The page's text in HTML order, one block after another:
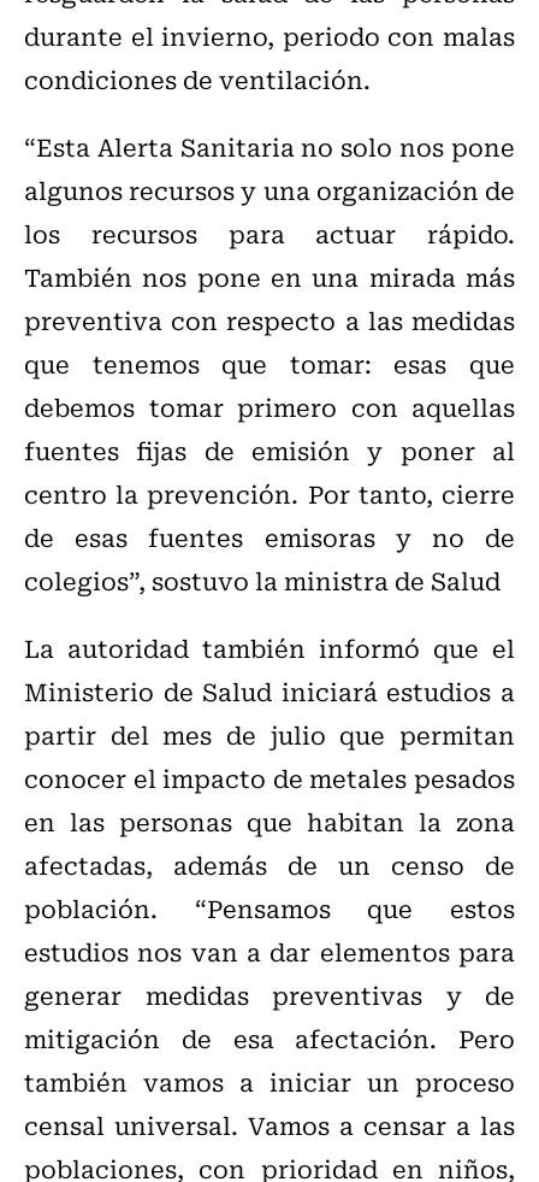
durante el invierno, periodo con malas
condiciones de ventilación.
“Esta Alerta Sanitaria no solo nos pone
algunos recursos y una organización de
los recursos para actuar rápido.
También nos pone en una mirada más
preventiva con respecto a las medidas
que tenemos que tomar: esas que
debemos tomar primero con aquellas
fuentes fijas de emisión y poner al
centro la prevención. Por tanto, cierre
de esas fuentes emisoras y no de
colegios”, sostuvo la ministra de Salud
La autoridad también informó que el
Ministerio de Salud iniciará estudios a
partir del mes de julio que permitan
conocer el impacto de metales pesados
en las personas que habitan la zona
afectadas, además de un censo de
población. “Pensamos que estos
estudios nos van a dar elementos para
generar medidas preventivas y de
mitigación de esa afectación. Pero
también vamos a iniciar un proceso
censal universal. Vamos a censar a las
poblaciones, con prioridad en niños,